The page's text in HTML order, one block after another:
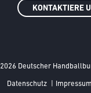
KONTAKTIERE
2026 Deutscher
Datenschutz Impressum